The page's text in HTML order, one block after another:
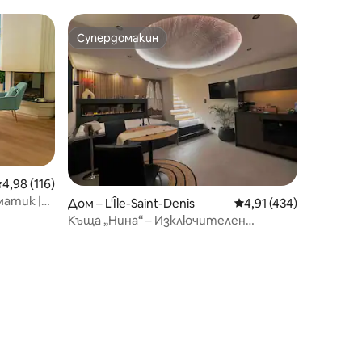
оценка: 4,98 от 5, 116 отзива
4,98 (116)
|
Супердомакин
Супердомакин
Дом – L'Île-Saint-Denis Средна оценка: 4,91
4,91 (434)
Къща „Нина“ – Изключителен